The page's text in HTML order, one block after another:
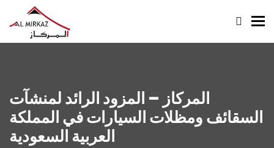
Toggle navigation
المركاز – المزود الرائد لمنشآت
السقائف ومظلات السيارات في المملكة
العربية السعودية